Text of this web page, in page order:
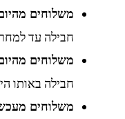
משלוחים
חבילה עד
משלוחים
חבילה באותו
משלוחים